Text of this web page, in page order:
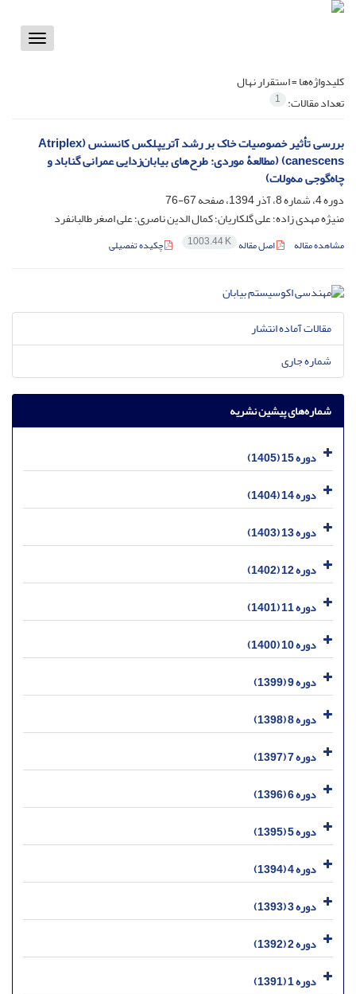
Toggle
کلیدواژه‌ها =استقرار نهال
تعداد مقالات: 1
بررسی تأثیر خصوصیات خاک بر رشد آتریپلکس کانسنس (Atriplex
canescens) (مطالعۀ موردی: طرح‌های بیابان‌زدایی عمرانی گناباد و
چاه‌گوجی مه‌ولات)
دوره 4، شماره 8، آذر 1394، صفحه
67-76
منیژه مهدی زاده؛ علی گلکاریان؛ کمال الدین ناصری؛ علی اصغر طالبانفرد
مشاهده مقاله اصل مقاله 1003.44 K چکیده تفصیلی
مقالات آماده انتشار
شماره جاری
شماره‌های پیشین نشریه
دوره 15 (1405)
دوره 14 (1404)
دوره 13 (1403)
دوره 12 (1402)
دوره 11 (1401)
دوره 10 (1400)
دوره 9 (1399)
دوره 8 (1398)
دوره 7 (1397)
دوره 6 (1396)
دوره 5 (1395)
دوره 4 (1394)
دوره 3 (1393)
دوره 2 (1392)
دوره 1 (1391)